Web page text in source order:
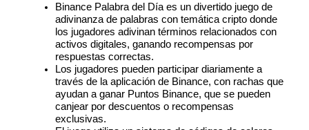
Binance Palabra del Día es un divertido juego de
adivinanza de palabras con temática cripto donde
los jugadores adivinan términos relacionados con
activos digitales, ganando recompensas por
respuestas correctas.
Los jugadores pueden participar diariamente a
través de la aplicación de Binance, con rachas que
ayudan a ganar Puntos Binance, que se pueden
canjear por descuentos o recompensas
exclusivas.